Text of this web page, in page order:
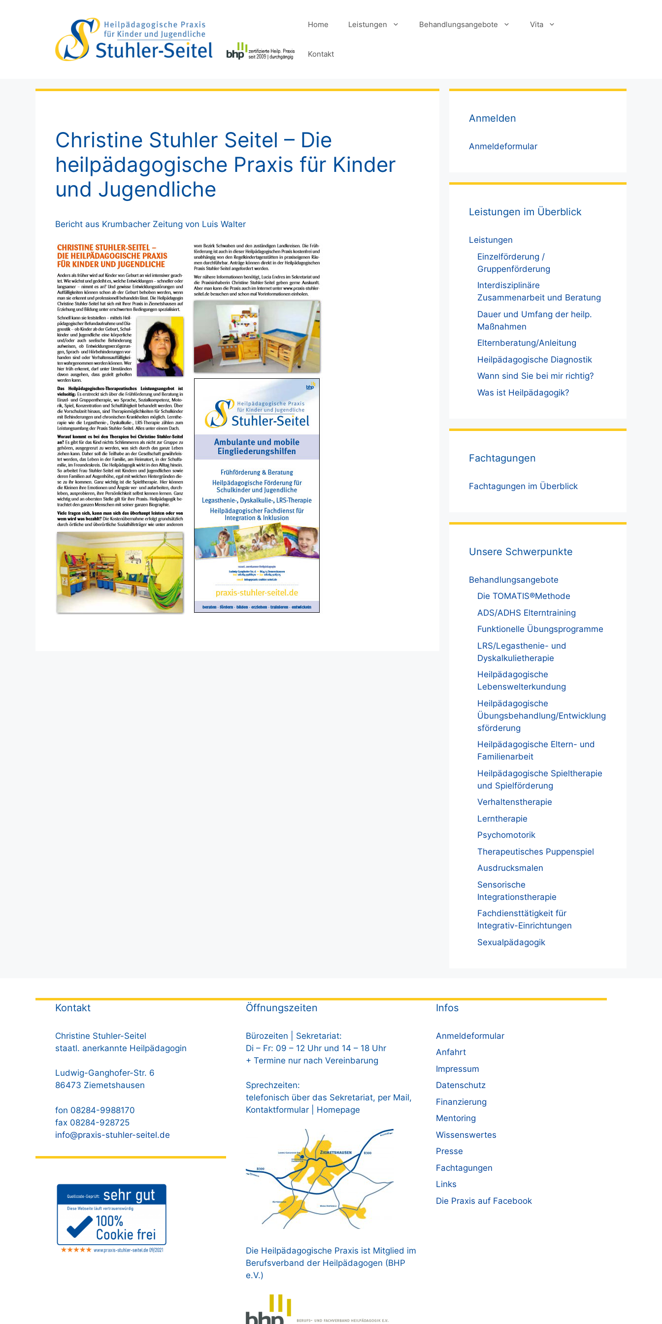
Home Leistungen Behandlungsangebote Vita
Kontakt
Christine Stuhler Seitel – Die
heilpädagogische Praxis für Kinder
und Jugendliche
Bericht aus Krumbacher Zeitung von Luis Walter
Anmelden
Anmeldeformular
Leistungen im Überblick
Leistungen
Einzelförderung /
Gruppenförderung
Interdisziplinäre
Zusammenarbeit und Beratung
Dauer und Umfang der heilp.
Maßnahmen
Elternberatung/Anleitung
Heilpädagogische Diagnostik
Wann sind Sie bei mir richtig?
Was ist Heilpädagogik?
Fachtagungen
Fachtagungen im Überblick
Unsere Schwerpunkte
Behandlungsangebote
Die TOMATIS®Methode
ADS/ADHS Elterntraining
Funktionelle Übungsprogramme
LRS/Legasthenie- und
Dyskalkulietherapie
Heilpädagogische
Lebenswelterkundung
Heilpädagogische
Übungsbehandlung/Entwicklung
sförderung
Heilpädagogische Eltern- und
Familienarbeit
Heilpädagogische Spieltherapie
und Spielförderung
Verhaltenstherapie
Lerntherapie
Psychomotorik
Therapeutisches Puppenspiel
Ausdrucksmalen
Sensorische
Integrationstherapie
Fachdiensttätigkeit für
Integrativ-Einrichtungen
Sexualpädagogik
Kontakt
Christine Stuhler-Seitel
staatl. anerkannte Heilpädagogin
Ludwig-Ganghofer-Str. 6
86473 Ziemetshausen
fon 08284-9988170
fax 08284-928725
info@praxis-stuhler-seitel.de
Öffnungszeiten
Bürozeiten | Sekretariat:
Di – Fr: 09 – 12 Uhr und 14 – 18 Uhr
+ Termine nur nach Vereinbarung
Sprechzeiten:
telefonisch über das Sekretariat, per Mail,
Kontaktformular | Homepage
Die Heilpädagogische Praxis ist Mitglied im
Berufsverband der Heilpädagogen (BHP
e.V.)
Infos
Anmeldeformular
Anfahrt
Impressum
Datenschutz
Finanzierung
Mentoring
Wissenswertes
Presse
Fachtagungen
Links
Die Praxis auf Facebook